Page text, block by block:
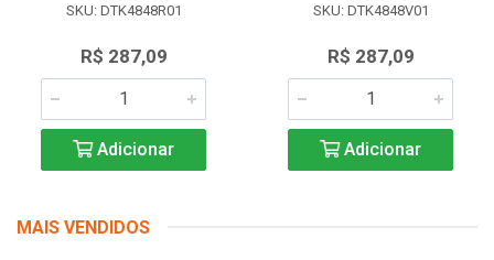
SKU: DTK4848R01
R$ 287,09
Adicionar
SKU: DTK4848V01
R$ 287,09
Adicionar
MAIS VENDIDOS